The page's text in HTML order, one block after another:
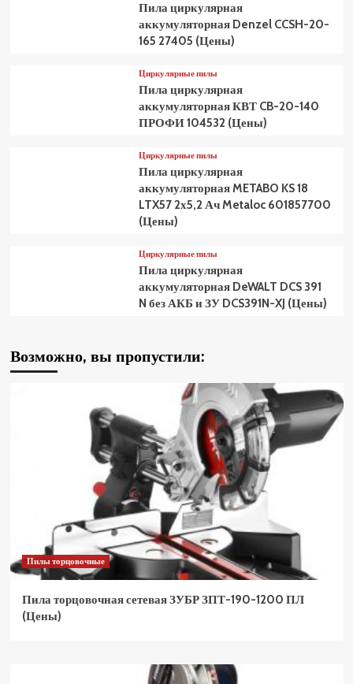
Пила циркулярная
аккумуляторная Denzel CCSH-20-
165 27405 (Цены)
Циркулярные пилы
Пила циркулярная
аккумуляторная КВТ CB-20-140
ПРОФИ 104532 (Цены)
Циркулярные пилы
Пила циркулярная
аккумуляторная METABO KS 18
LTX57 2х5,2 Ач Metaloc 601857700
(Цены)
Циркулярные пилы
Пила циркулярная
аккумуляторная DeWALT DCS 391
N без АКБ и ЗУ DCS391N-XJ (Цены)
Возможно, вы пропустили:
Пилы торцовочные
Пила торцовочная сетевая ЗУБР ЗПТ-190-1200 ПЛ
(Цены)